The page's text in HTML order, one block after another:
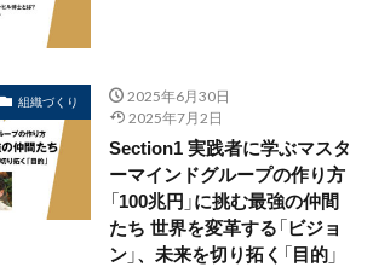
組織づくり
2025年6月30日
2025年7月2日
Section1 実践者に学ぶマスタ
ーマインドグループの作り方
「100兆円」に挑む最強の仲間
たち 世界を変革する「ビジョ
ン」、未来を切り拓く「目的」